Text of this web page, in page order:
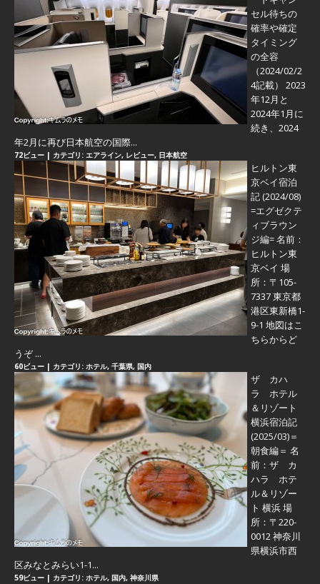
セル待ちの
確率や確定
タイミング
の全容
（2024/02/2
4記載） 2023
年12月と
2024年1月に
続き、2024
年2月に再び日本航空の国際...
72ビュー | カテゴリ: エアライン, レビュー, 日本航空
ヒルトン東
京ベイ宿泊
記 (2024/08)
=エグゼクテ
ィブラウン
ジ編=名前：
ヒルトン東
京ベイ 場
所：〒105-
7337 東京都
港区東新橋1-
9-1 地図はこ
ちらからど
うぞ ...
60ビュー | カテゴリ: ホテル, 千葉県, 国内
ザ カハ
ラ ホテル
＆リゾート
横浜宿泊記
(2025/03)＝
朝食編＝ 名
前：ザ カ
ハラ ホテ
ル＆リゾー
ト 横浜 場
所：〒220-
0012 神奈川
県横浜市西
区みなとみらい1-1...
59ビュー | カテゴリ: ホテル, 国内, 神奈川県